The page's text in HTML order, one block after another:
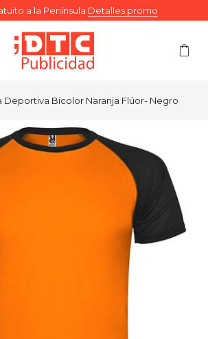
a la Península Detalles promo
Deportiva Bicolor Naranja Flúor- Negro